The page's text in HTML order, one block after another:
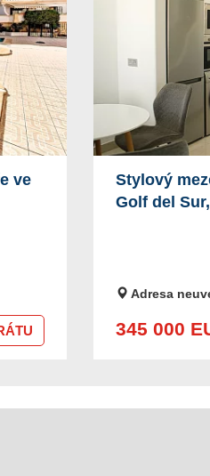
ve
Stylový
Golf del
Adresa
345 000